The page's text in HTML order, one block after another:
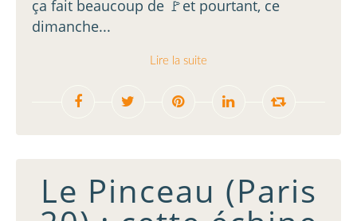
ça fait beaucoup de 🚩et pourtant, ce
dimanche...
Lire la suite
Le Pinceau (Paris